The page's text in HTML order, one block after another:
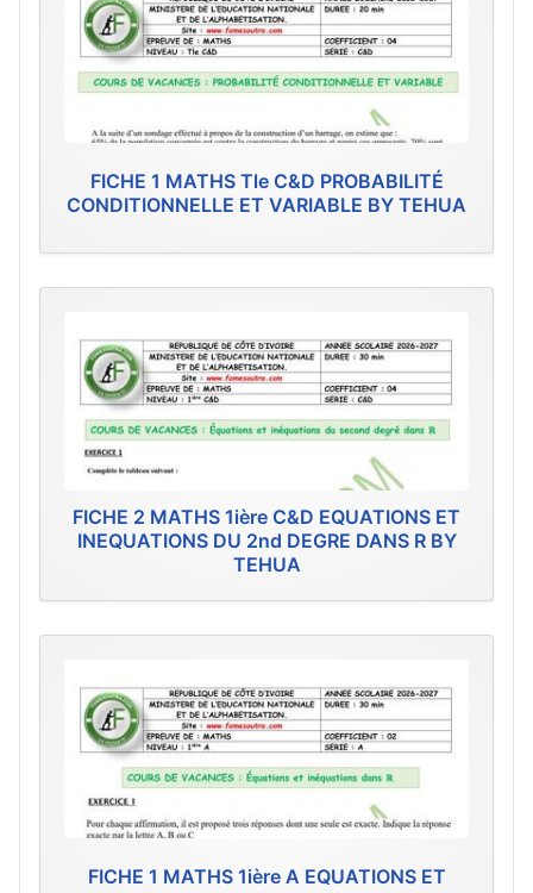
FICHE 1 MATHS Tle C&D PROBABILITÉ
CONDITIONNELLE ET VARIABLE BY TEHUA
FICHE 2 MATHS 1ière C&D EQUATIONS ET
INEQUATIONS DU 2nd DEGRE DANS R BY
TEHUA
FICHE 1 MATHS 1ière A EQUATIONS ET